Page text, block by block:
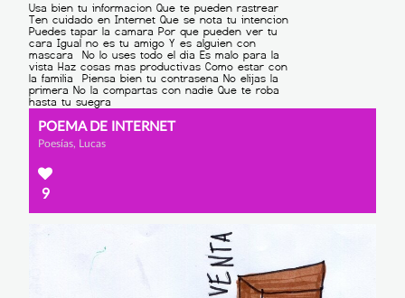
POEMA DE INTERNET
Poesías, Lucas
9